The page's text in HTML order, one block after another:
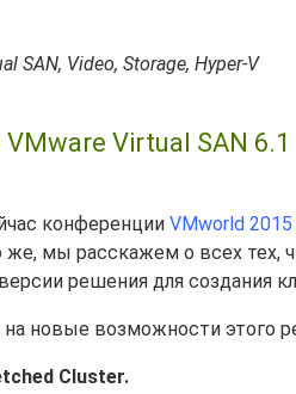
SAN, Video, Storage, Hyper-V
Virtual SAN
конференции VMworld 2015
же, мы расскажем о всех
решения для создания
на новые возможности этого
Cluster.